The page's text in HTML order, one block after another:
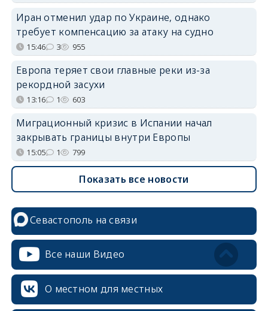
Иран отменил удар по Украине, однако
требует компенсацию за атаку на судно
15:46 3 955
Европа теряет свои главные реки из-за
рекордной засухи
13:16 1 603
Миграционный кризис в Испании начал
закрывать границы внутри Европы
15:05 1 799
Показать все новости
Севастополь на связи
Все наши Видео
О местном для местных